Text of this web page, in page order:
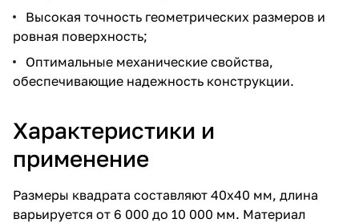
Высокая точность геометрических размеров и
ровная поверхность;
Оптимальные механические свойства,
обеспечивающие надежность конструкции.
Характеристики и
применение
Размеры квадрата составляют 40x40 мм, длина
варьируется от 6 000 до 10 000 мм. Материал